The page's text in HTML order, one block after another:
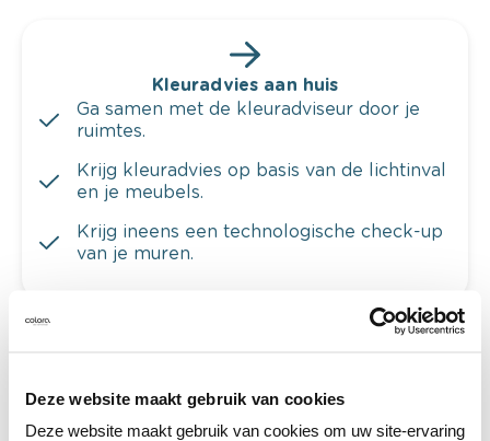
Deze website maakt gebruik van cookies
Deze website maakt gebruik van cookies om uw site-ervaring
Kleuradvies aan huis
Ga samen met de kleuradviseur door je
ruimtes.
Krijg kleuradvies op basis van de lichtinval
en je meubels.
Krijg ineens een technologische check-up
van je muren.
Ontdek er kleurechte stalen van je
kleurenselectie.